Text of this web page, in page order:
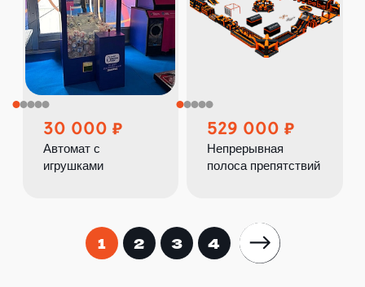
30 000
Автомат с
игрушками
529 000
Непрерывная
полоса препятствий
1 2 3 4